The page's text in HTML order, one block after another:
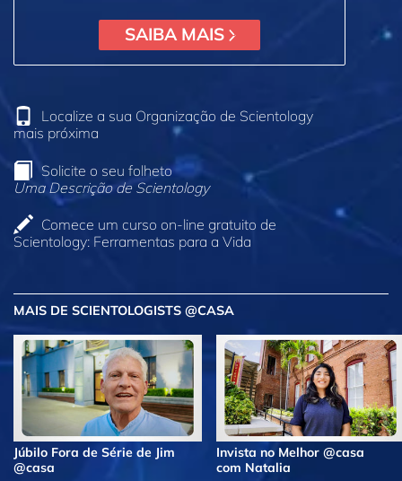
SAIBA MAIS
Localize a sua Organização de Scientology
mais próxima
Solicite o seu folheto
Uma Descrição de Scientology
Comece um curso on‑line gratuito de
Scientology: Ferramentas para a Vida
MAIS DE SCIENTOLOGISTS @CASA
Júbilo Fora de Série de Jim
@casa
Invista no Melhor @casa
com Natalia